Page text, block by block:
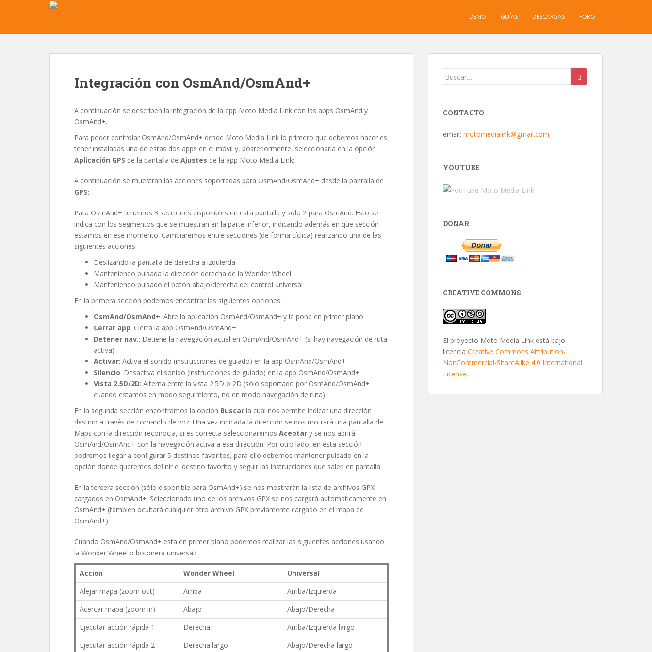
DEMO GUÍAS DESCARGAS FORO
Integración con OsmAnd/OsmAnd+
A continuación se describen la integración de la app Moto Media Link con las apps OsmAnd y
OsmAnd+.
Para poder controlar OsmAnd/OsmAnd+ desde Moto Media Link lo primero que debemos hacer es
tener instaladas una de estas dos apps en el móvil y, posteriormente, seleccionarla en la opción
Aplicación GPS de la pantalla de Ajustes de la app Moto Media Link:
A continuación se muestran las acciones soportadas para OsmAnd/OsmAnd+ desde la pantalla de
GPS:
Para OsmAnd+ tenemos 3 secciones disponibles en esta pantalla y sólo 2 para OsmAnd. Esto se
indica con los segmentos que se muestran en la parte inferior, indicando además en que sección
estamos en ese momento. Cambiaremos entre secciones (de forma cíclica) realizando una de las
siguientes acciones:
Deslizando la pantalla de derecha a izquierda
Manteniendo pulsada la dirección derecha de la Wonder Wheel
Manteniendo pulsado el botón abajo/derecha del control universal
En la primera sección podemos encontrar las siguientes opciones:
OsmAnd/OsmAnd+: Abre la aplicación OsmAnd/OsmAnd+ y la pone en primer plano
Cerrar app: Cierra la app OsmAnd/OsmAnd+
Detener nav.: Detiene la navegación actial en OsmAnd/OsmAnd+ (si hay navegación de ruta
activa)
Activar: Activa el sonido (instrucciones de guiado) en la app OsmAnd/OsmAnd+
Silencio: Desactiva el sonido (instrucciones de guiado) en la app OsmAnd/OsmAnd+
Vista 2.5D/2D: Alterna entre la vista 2.5D o 2D (sólo soportado por OsmAnd/OsmAnd+
cuando estamos en modo seguimiento, no en modo navegación de ruta)
En la segunda sección encontramos la opción Buscar la cual nos permite indicar una dirección
destino a través de comando de voz. Una vez indicada la dirección se nos motrará una pantalla de
Maps con la dirección reconocia, si es correcta seleccionaremos Aceptar y se nos abrirá
OsmAnd/OsmAnd+ con la navegación activa a esa dirección. Por otro lado, en esta sección
podremos llegar a configurar 5 destinos favoritos, para ello debemos mantener pulsado en la
opción donde queremos definir el destino favorito y seguir las instrucciones que salen en pantalla.
En la tercera sección (sólo disponible para OsmAnd+) se nos mostrarán la lista de archivos GPX
cargados en OsmAnd+. Seleccionado uno de los archivos GPX se nos cargará automaticamente en
OsmAnd+ (tambien ocultará cualquier otro archivo GPX previamente cargado en el mapa de
OsmAnd+):
Cuando OsmAnd/OsmAnd+ esta en primer plano podemos realizar las siguientes acciones usando
la Wonder Wheel o botonera universal:
Acción Wonder Wheel
Universal
Alejar mapa (zoom out)
Arriba
Arriba/Izquierda
Acercar mapa (zoom in)
Abajo
Abajo/Derecha
Ejecutar acción rápida 1
Derecha
Arriba/Izquierda largo
Ejecutar acción rápida 2
Derecha largo Abajo/Derecha largo
Buscar:
CONTACTO
email: motomedialink@gmail.com
YOUTUBE
DONAR
CREATIVE COMMONS
El proyecto Moto Media Link está bajo
licencia Creative Commons Attribution-
NonCommercial-ShareAlike 4.0 International
License.